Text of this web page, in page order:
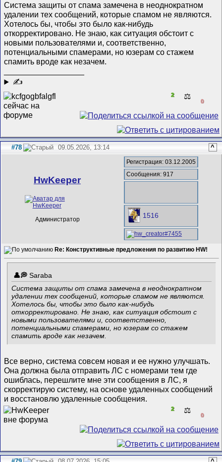
Система защиты от спама замечена в неоднократном
удалении тех сообщений, которые спамом не являются.
Хотелось бы, чтобы это было как-нибудь
откорректировано. Не знаю, как ситуация обстоит с
новыми пользователями и, соответственно,
потенциальными спамерами, но юзерам со стажем
спамить вроде как незачем.
✍
2 ⚖️
0
#78 09.05.2026, 13:14 ^
HwKeeper
Администратор
Регистрация: 03.12.2005
Сообщения: 917
1516
Re: Конструктивные предложения по развитию HW!
Saraba
Система защиты от спама замечена в неоднократном
удалении тех сообщений, которые спамом не являются.
Хотелось бы, чтобы это было как-нибудь
откорректировано. Не знаю, как ситуация обстоит с
новыми пользователями и, соответственно,
потенциальными спамерами, но юзерам со стажем
спамить вроде как незачем.
Все верно, система совсем новая и ее нужно улучшать.
Она должна была отправить ЛС с номерами тем где
ошиблась, перешлите мне эти сообщения в ЛС, я
скорректирую систему, на основе удаленных сообщений
и восстановлю удаленные сообщения.
2 ⚖️
0